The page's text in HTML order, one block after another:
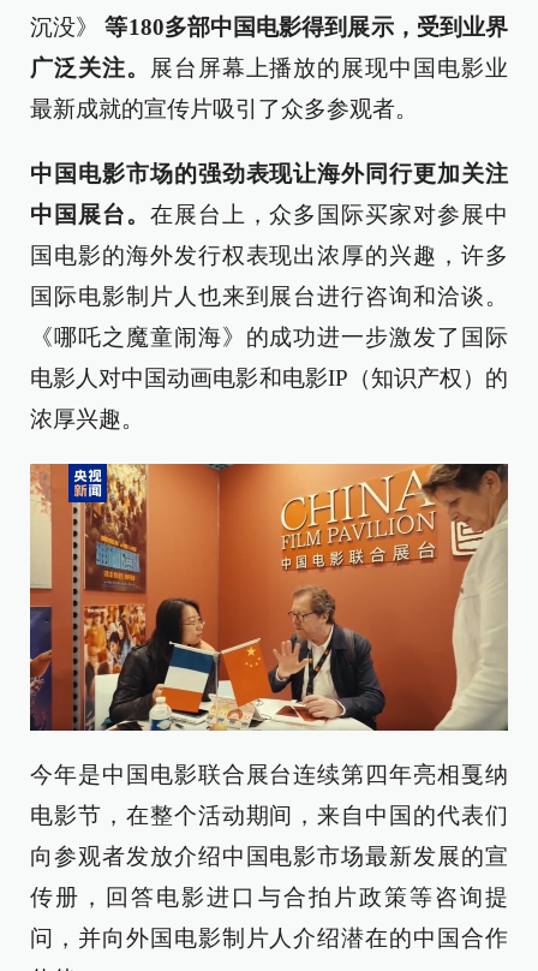
沉没》
等180多部中国电影得到展示，受到业界
广泛关注。
展台屏幕上播放的展现中国电影业
最新成就的宣传片吸引了众多参观者。
中国电影市场的强劲表现让海外同行更加关注
中国展台。 在展台上，众多国际买家对参展中
国电影的海外发行权表现出浓厚的兴趣，许多
国际电影制片人也来到展台进行咨询和洽谈。
《哪吒之魔童闹海》的成功进一步激发了国际
电影人对中国动画电影和电影IP（知识产权）的
浓厚兴趣。
今年是中国电影联合展台连续第四年亮相戛纳
电影节，在整个活动期间，来自中国的代表们
向参观者发放介绍中国电影市场最新发展的宣
传册，回答电影进口与合拍片政策等咨询提
问，并向外国电影制片人介绍潜在的中国合作